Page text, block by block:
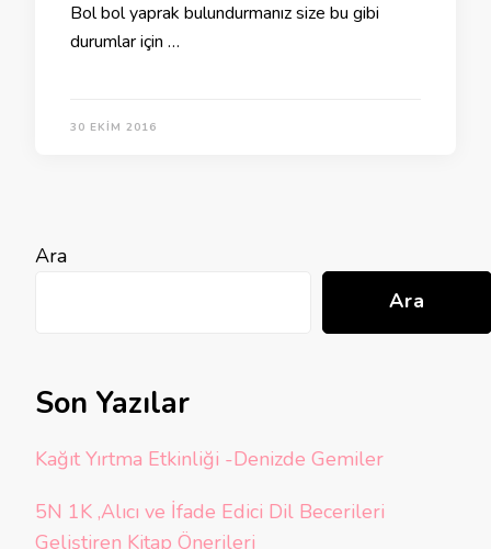
Bol bol yaprak bulundurmanız size bu gibi
durumlar için …
30 EKIM 2016
Ara
Ara
Son Yazılar
Kağıt Yırtma Etkinliği -Denizde Gemiler
5N 1K ,Alıcı ve İfade Edici Dil Becerileri
Geliştiren Kitap Önerileri